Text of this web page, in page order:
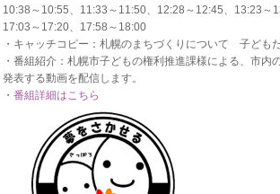
10:38～10:55、11:33～11:50、12:28～12:45、13:23～
17:03～17:20、17:58～18:00
・キャッチコピー：札幌のまちづくりについて 子ども
・番組紹介：札幌市子どもの権利推進課様による、市
発表する動画を配信します。
・ 番組詳細はこちら